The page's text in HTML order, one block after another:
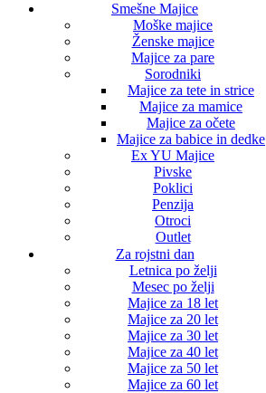
Smešne Majice
Moške majice
Ženske majice
Majice za pare
Sorodniki
Majice za tete in strice
Majice za mamice
Majice za očete
Majice za babice in dedke
Ex YU Majice
Pivske
Poklici
Penzija
Otroci
Outlet
Za rojstni dan
Letnica po želji
Mesec po želji
Majice za 18 let
Majice za 20 let
Majice za 30 let
Majice za 40 let
Majice za 50 let
Majice za 60 let